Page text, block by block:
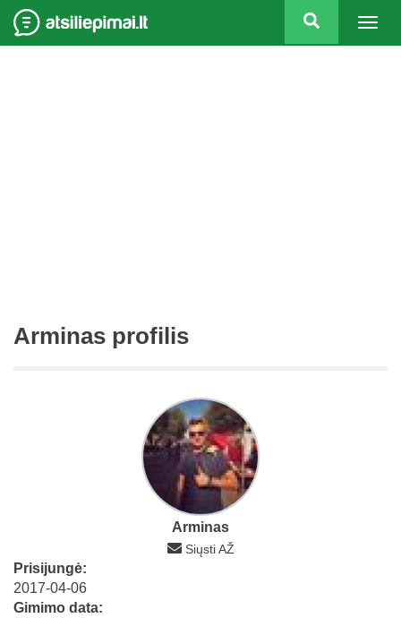
Arminas profilis
Arminas
Siųsti AŽ
Prisijungė:
2017-04-06
Gimimo data: